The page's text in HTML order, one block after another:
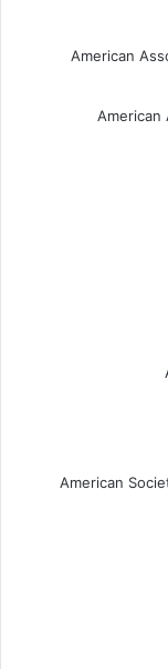
American
American
American